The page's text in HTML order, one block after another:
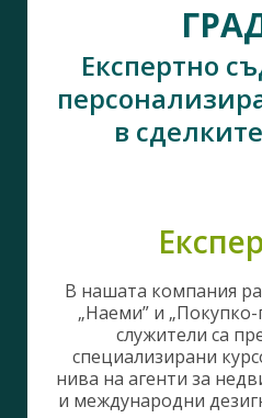
Експертно
в
В нашата компания
„Наеми” и
служители са
специализирани
нива на агенти за
и международни